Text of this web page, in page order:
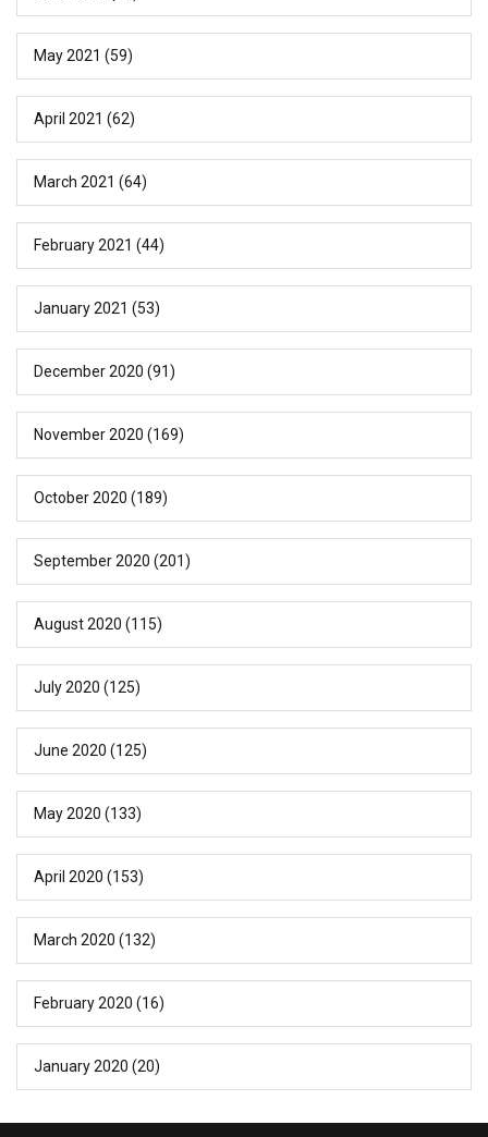
May 2021 (59)
April 2021 (62)
March 2021 (64)
February 2021 (44)
January 2021 (53)
December 2020 (91)
November 2020 (169)
October 2020 (189)
September 2020 (201)
August 2020 (115)
July 2020 (125)
June 2020 (125)
May 2020 (133)
April 2020 (153)
March 2020 (132)
February 2020 (16)
January 2020 (20)